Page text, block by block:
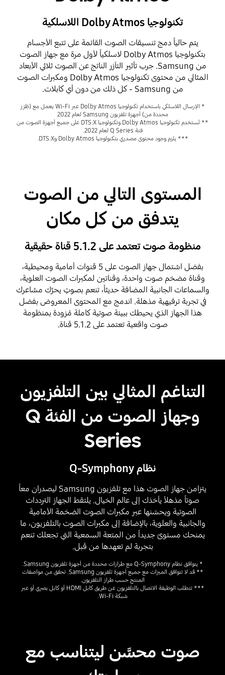
تكنولوجيا Dolby Atmos اللاسلكية
يتم حالياً دمج تنسيقات الصوت القائمة على تتبع الأجسام
بتكنولوجيا Dolby Atmos لاسلكياً لأول مرة مع جهاز الصوت
من Samsung. جرب تأثير التآزر الناتج عن الصوت ثلاثي الأبعاد
المثالي من محتوى تكنولوجيا Dolby Atmos ومكبرات الصوت
من Samsung - كل ذلك من دون أي كابلات.
* الإرسال اللاسلكي باستخدام تكنولوجيا Dolby Atmos عبر Wi-Fi يعمل مع (طُرُز
محددة من) أجهزة تلفزيون Samsung لعام 2022
** تُستخدم تكنولوجيا Dolby Atmos وتكنولوجيا DTS:X على جميع أجهزة الصوت من
فئة Q Series لعام 2022.
*** يلزم وجود محتوى مصدري بتكنولوجيا Dolby Atmos وDTS:X.
المستوى التالي من الصوت
يتدفق من كل مكان
منظومة صوت تعتمد على 5.1.2 قناة حقيقية
بفضل اشتمال جهاز الصوت على 5 قنوات أمامية ومحيطية،
وقناة مضخم صوت واحدة، وقناتين لمكبرات الصوت العلوية،
والسماعات الجانبية المضافة حديثاً، تنعم بصوتٍ يحرِّك مشاعرك
في تجربة ترفيهية مذهلة. اندمج مع المحتوى المعروض بفضل
هذا الجهاز الذي يحيطك ببيئة صوتية كاملة مُزودة بمنظومة
صوت واقعية تعتمد على 5.1.2 قناة.
التناغم المثالي بين التلفزيون
وجهاز الصوت من الفئة Q
Series
نظام Q-Symphony
يتزامن جهاز الصوت هذا مع تلفزيون Samsung ليصدران معاً
صوتاً مذهلاً يأخذك إلى عالم الخيال. يلتقط الجهاز الترددات
الصوتية ويحسّنها عبر مكبرات الصوت الضخمة الأمامية
والجانبية والعلوية، بالإضافة إلى مكبرات الصوت بالتلفزيون، ما
يمنحك مستوىً جديداً من المتعة السمعية التي تجعلك تنعم
بتجربة لم تعهدها من قبل.
* يتوافق نظام Q-Symphony مع طرازات محددة من أجهزة تلفزيون Samsung.
** قد لا تتوافق الميزات مع جميع أجهزة تلفزيون Samsung. تحقق من مواصفات
المنتج حسب طراز التلفزيون.
*** تتطلب الوظيفة الاتصال بالتلفزيون عن طريق كابل HDMI أو كابل بصري أو عبر
شبكة Wi-Fi.
صوت محسَّن ليتناسب مع